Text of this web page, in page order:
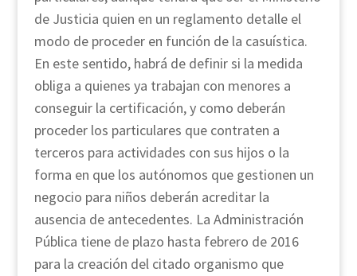
de Justicia quien en un reglamento detalle el
modo de proceder en función de la casuística.
En este sentido, habrá de definir si la medida
obliga a quienes ya trabajan con menores a
conseguir la certificación, y como deberán
proceder los particulares que contraten a
terceros para actividades con sus hijos o la
forma en que los autónomos que gestionen un
negocio para niños deberán acreditar la
ausencia de antecedentes. La Administración
Pública tiene de plazo hasta febrero de 2016
para la creación del citado organismo que